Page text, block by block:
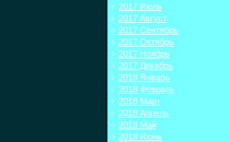
2017 Июль
2017 Август
2017 Сентябрь
2017 Октябрь
2017 Ноябрь
2017 Декабрь
2018 Январь
2018 Февраль
2018 Март
2018 Апрель
2018 Май
2018 Июнь